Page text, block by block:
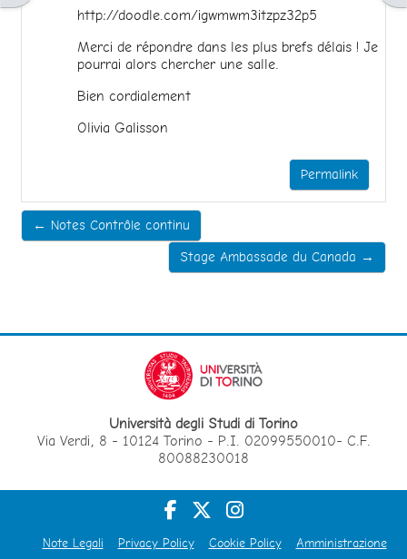
http://doodle.com/igwmwm3itzpz32p5
Merci de répondre dans les plus brefs délais ! Je
pourrai alors chercher une salle.
Bien cordialement
Olivia Galisson
Permalink
← Notes Contrôle continu
Stage Ambassade du Canada →
Università degli Studi di Torino
Via Verdi, 8 - 10124 Torino - P.I. 02099550010- C.F.
80088230018
Note Legali Privacy Policy Cookie Policy Amministrazione